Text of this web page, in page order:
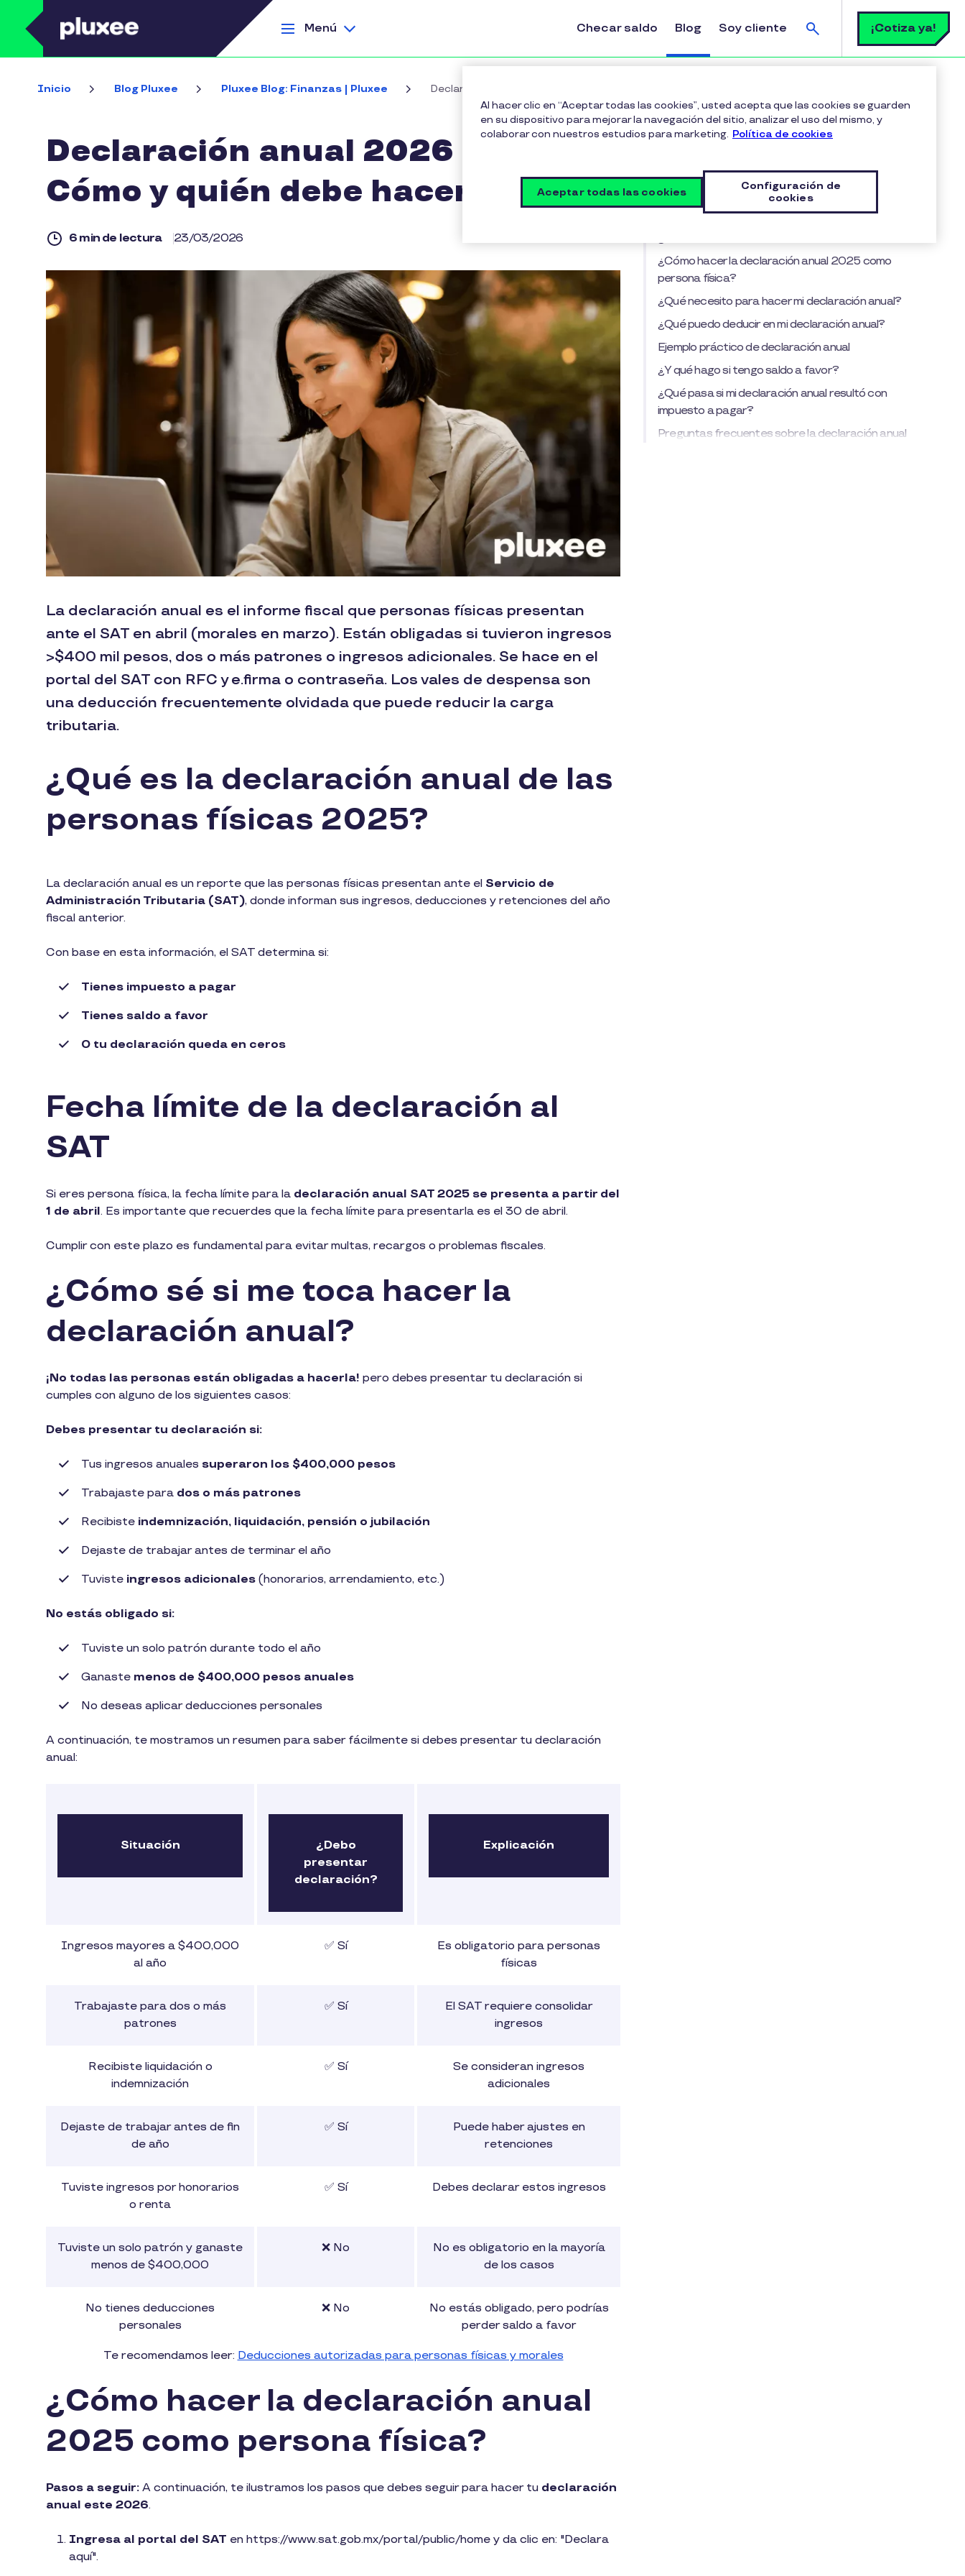
Pasar al contenido principal
Menú
Checar saldo Blog Soy cliente
Buscar
¡Cotiza ya!
Inicio Blog Pluxee Pluxee Blog: Finanzas | Pluxee Declaración anual 2026 (SAT): Cómo y quién debe hacerla
Declaración anual 2026 (SAT):
Cómo y quién debe hacerla
6 min de lectura 23/03/2026
La declaración anual es el informe fiscal que personas físicas presentan
ante el SAT en abril (morales en marzo). Están obligadas si tuvieron ingresos
>$400 mil pesos, dos o más patrones o ingresos adicionales. Se hace en el
portal del SAT con RFC y e.firma o contraseña. Los vales de despensa son
una deducción frecuentemente olvidada que puede reducir la carga
tributaria.
¿Qué es la declaración anual de las
personas físicas 2025?
La declaración anual es un reporte que las personas físicas presentan ante el Servicio de
Administración Tributaria (SAT), donde informan sus ingresos, deducciones y retenciones del año
fiscal anterior.
Con base en esta información, el SAT determina si:
Tienes impuesto a pagar
Tienes saldo a favor
O tu declaración queda en ceros
Fecha límite de la declaración al
SAT
Si eres persona física, la fecha límite para la declaración anual SAT 2025 se presenta a partir del
1 de abril. Es importante que recuerdes que la fecha límite para presentarla es el 30 de abril.
Cumplir con este plazo es fundamental para evitar multas, recargos o problemas fiscales.
¿Cómo sé si me toca hacer la
declaración anual?
¡No todas las personas están obligadas a hacerla! pero debes presentar tu declaración si
cumples con alguno de los siguientes casos:
Debes presentar tu declaración si:
Tus ingresos anuales superaron los $400,000 pesos
Trabajaste para dos o más patrones
Recibiste indemnización, liquidación, pensión o jubilación
Dejaste de trabajar antes de terminar el año
Tuviste ingresos adicionales (honorarios, arrendamiento, etc.)
No estás obligado si:
Tuviste un solo patrón durante todo el año
Ganaste menos de $400,000 pesos anuales
No deseas aplicar deducciones personales
A continuación, te mostramos un resumen para saber fácilmente si debes presentar tu declaración
anual:
Situación
¿Debo
presentar
declaración?
Explicación
Ingresos mayores a $400,000
al año
✅ Sí
Es obligatorio para personas
físicas
Trabajaste para dos o más
patrones
✅ Sí
El SAT requiere consolidar
ingresos
Recibiste liquidación o
indemnización
✅ Sí
Se consideran ingresos
adicionales
Dejaste de trabajar antes de fin
de año
✅ Sí
Puede haber ajustes en
retenciones
Tuviste ingresos por honorarios
o renta
✅ Sí Debes declarar estos ingresos
Tuviste un solo patrón y ganaste
menos de $400,000
❌ No
No es obligatorio en la mayoría
de los casos
No tienes deducciones
personales
❌ No
No estás obligado, pero podrías
perder saldo a favor
Te recomendamos leer: Deducciones autorizadas para personas físicas y morales
¿Cómo hacer la declaración anual
2025 como persona física?
Pasos a seguir: A continuación, te ilustramos los pasos que debes seguir para hacer tu declaración
anual este 2026.
Ingresa al portal del SAT en https://www.sat.gob.mx/portal/public/home y da clic en: "Declara
aquí".
Tabla de contenido
¿Qué es la declaración anual de las
personas físicas 2025?
Fecha límite de la declaración al SAT
¿Cómo hacer la declaración anual 2025 como
persona física?
¿Qué necesito para hacer mi declaración anual?
¿Qué puedo deducir en mi declaración anual?
Ejemplo práctico de declaración anual
¿Y qué hago si tengo saldo a favor?
¿Qué pasa si mi declaración anual resultó con
impuesto a pagar?
Preguntas frecuentes sobre la declaración anual
Al hacer clic en “Aceptar todas las cookies”, usted acepta que las cookies se guarden
en su dispositivo para mejorar la navegación del sitio, analizar el uso del mismo, y
colaborar con nuestros estudios para marketing. Política de cookies
Configuración de
cookies
Aceptar todas las cookies